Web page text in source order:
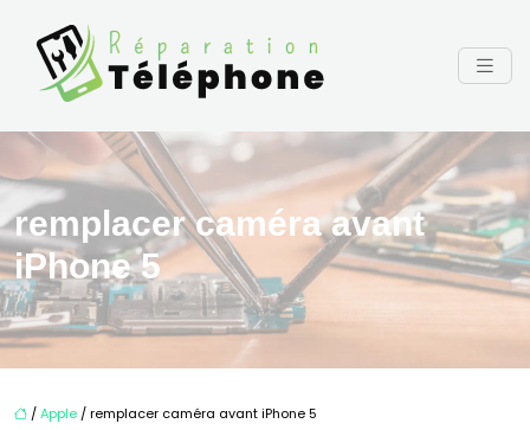
remplacer caméra avant
iPhone 5
/Apple / remplacer caméra avant iPhone 5